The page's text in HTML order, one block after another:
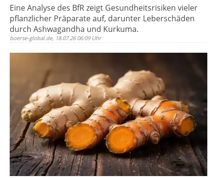
Eine Analyse des BfR zeigt Gesundheitsrisiken vieler
pflanzlicher Präparate auf, darunter Leberschäden
durch Ashwagandha und Kurkuma.
boerse-global.de, 18.07.26 06:09 Uhr